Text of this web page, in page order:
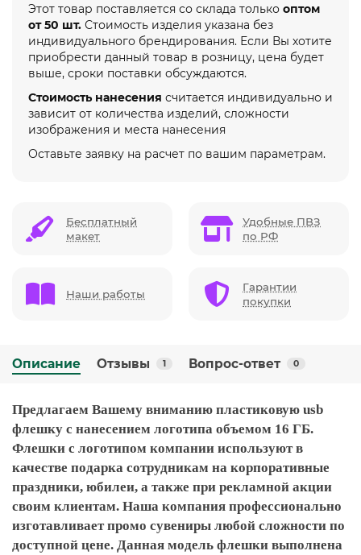
Этот товар поставляется со склада только оптом
от 50 шт. Стоимость изделия указана без
индивидуального брендирования. Если Вы хотите
приобрести данный товар в розницу, цена будет
выше, сроки поставки обсуждаются.
Стоимость нанесения считается индивидуально и
зависит от количества изделий, сложности
изображения и места нанесения
Оставьте заявку на расчет по вашим параметрам.
Бесплатный
макет
Удобные ПВЗ
по РФ
Наши работы
Гарантии
покупки
Описание Отзывы 1 Вопрос-ответ 0
Предлагаем Вашему вниманию пластиковую usb
флешку с нанесением логотипа объемом 16 ГБ.
Флешки с логотипом компании используют в
качестве подарка сотрудникам на корпоративные
праздники, юбилеи, а также при рекламной акции
своим клиентам. Наша компания профессионально
изготавливает промо сувениры любой сложности по
доступной цене. Данная модель флешки выполнена